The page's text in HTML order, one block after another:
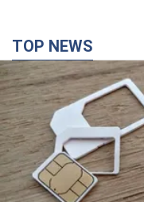
межі", але якість
скаржитись на
Чому ціни на мобільний
поліпшити якість
2 години тому 14,3 т.
В окупованій Ялті
валить чорний